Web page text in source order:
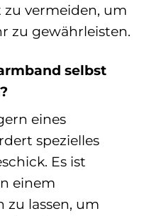
vermeiden, um
zu gewährleisten.
selbst
eines
spezielles
Es ist
einem
lassen, um